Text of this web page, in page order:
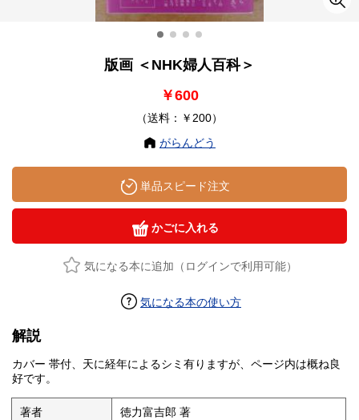
版画 ＜NHK婦人百科＞
￥600
（送料：￥200）
がらんどう
単品スピード注文
かごに入れる
気になる本に追加（ログインで利用可能）
気になる本の使い方
解説
カバー 帯付、天に経年によるシミ有りますが、ページ内は概ね良
好です。
著者 徳力富吉郎 著